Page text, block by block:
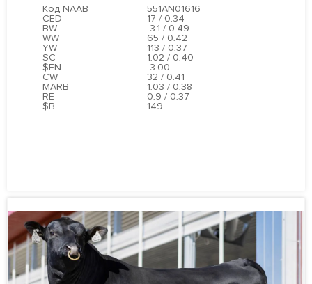
Код NAAB
551AN01616
CED
17 / 0.34
BW
-3.1 / 0.49
WW
65 / 0.42
YW
113 / 0.37
SC
1.02 / 0.40
$EN
-3.00
CW
32 / 0.41
MARB
1.03 / 0.38
RE
0.9 / 0.37
$B
149